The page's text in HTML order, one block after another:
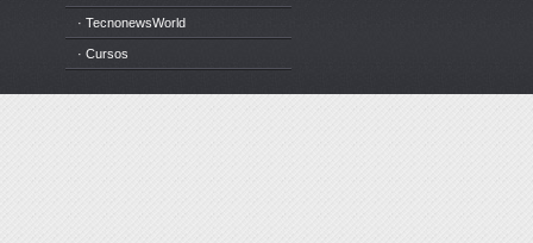
· TecnonewsWorld
· Cursos